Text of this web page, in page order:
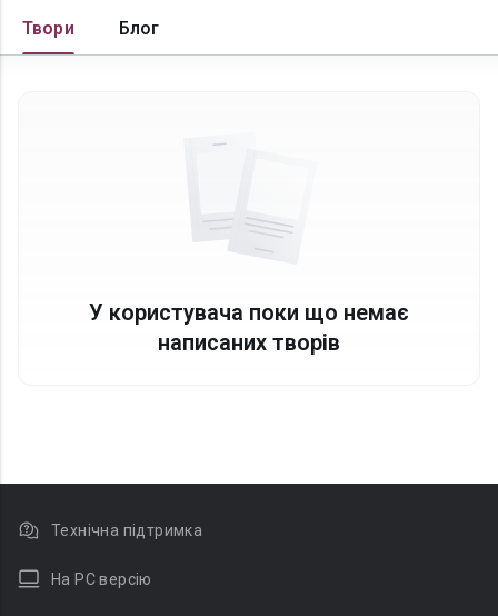
Твори Блог
У користувача поки що немає
написаних творів
Технічна підтримка
На PC версію